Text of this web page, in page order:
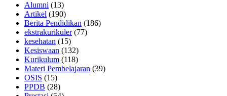
Alumni (13)
Artikel (190)
Berita Pendidikan (186)
ekstrakurikuler(77)
kesehatan (15)
Kesiswaan (132)
Kurikulum (118)
Materi Pembelajaran (39)
OSIS (15)
PPDB (28)